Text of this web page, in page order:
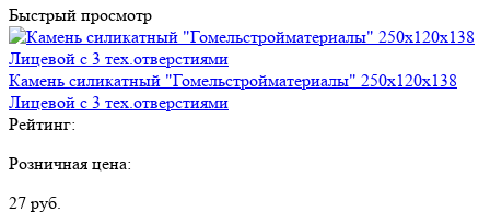
Быстрый просмотр
Камень силикатный "Гомельстройматериалы" 250х120х138
Лицевой с 3 тех.отверстиями
Рейтинг:
Розничная цена:
27 руб.